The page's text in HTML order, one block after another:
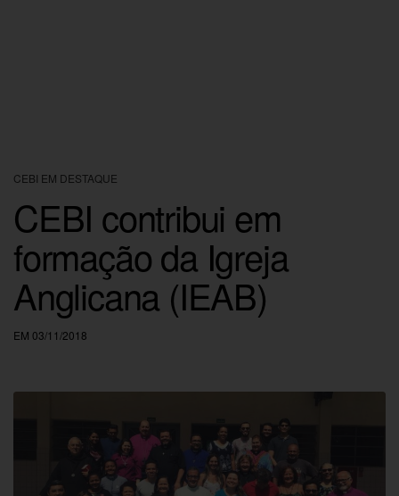
CEBI EM DESTAQUE
CEBI contribui em
formação da Igreja
Anglicana (IEAB)
EM 03/11/2018